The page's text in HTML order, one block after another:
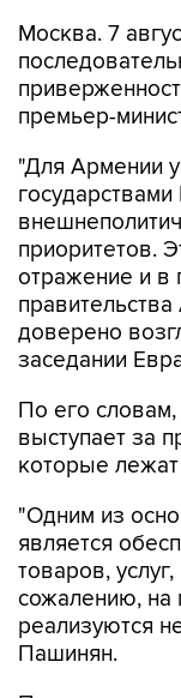
Москва. 7
премьер-
"Для Армении
приоритетов.
отражение и в
доверено
заседании
По его
выступает за
которые
"Одним из
является
товаров,
сожалению, на
реализуются
Пашинян.